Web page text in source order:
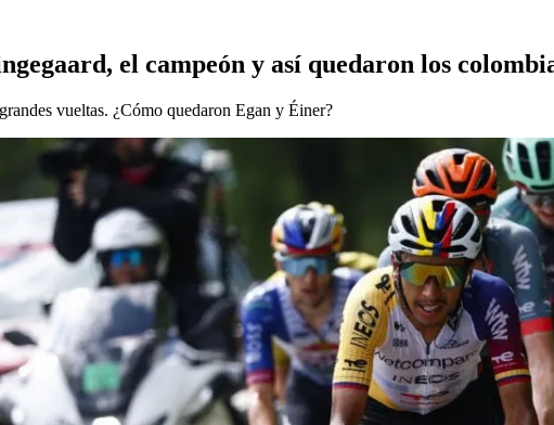
el campeón y así quedaron los
vueltas. ¿Cómo quedaron Egan y Éiner?